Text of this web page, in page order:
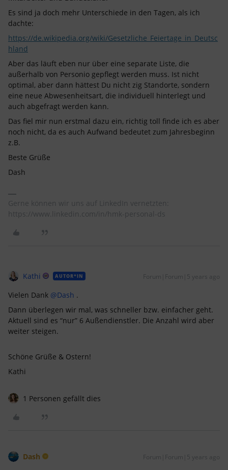
Es sind ja doch mehr Unterschiede in den Tagen, als ich
dachte:
https://de.wikipedia.org/wiki/Gesetzliche_Feiertage_in_Deutsc
hland
Aber das läuft eben nur über eine separate Liste, die
außerhalb von Personio gepflegt werden muss. Ist nicht
optimal, aber dann hättest Du nicht zig Standorte, sondern
eine neue Abwesenheitsart, die individuell hinterlegt und
auch abgefragt werden kann.
Das fiel mir nun erstmal dazu ein, richtig toll finde ich es aber
noch nicht, da es auch Aufwand bedeutet zum Jahresbeginn
z.B.
Beste Grüße
Dash
Gerne können wir uns auf LinkedIn vernetzten:
https://www.linkedin.com/in/hmk-personal-ds
Kathi AUTOR*IN Forum|Forum|5 years ago
Vielen Dank @Dash .
Dann überlegen wir mal, was schneller bzw. einfacher geht.
Aktuell sind es “nur” 6 Außendienstler. Die Anzahl wird aber
weiter steigen.
Schöne Grüße & Ostern!
Kathi
1 Personen gefällt dies
Dash Forum|Forum|5 years ago